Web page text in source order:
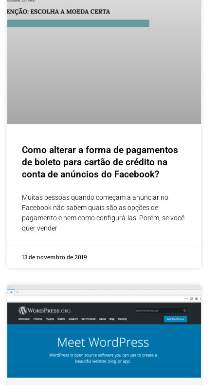
Como alterar a forma de pagamentos
de boleto para cartão de crédito na
conta de anúncios do Facebook?
Muitas pessoas quando começam a anunciar no
Facebook não sabem quais são as opções de
pagamento e nem como configurá-las. Porém, se você
quer vender
13 de novembro de 2019